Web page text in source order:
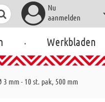
Nu
aanmelden
. Werkbladen
mm - 10 st. pak, 500 mm